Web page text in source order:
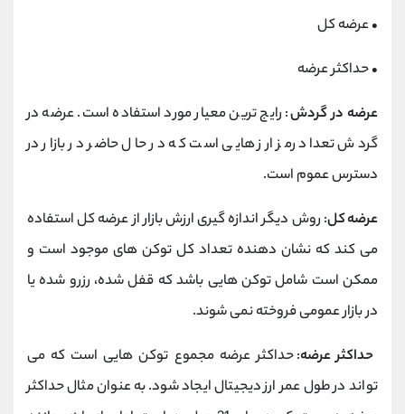
•عرضه کل
•حداکثر عرضه
عرضه در گردش: رایج ترین معیار مورد استفاده است. عرضه در
گردش تعداد رمز ارز هایی است که در حال حاضر در بازار در
دسترس عموم است.
عرضه کل: روش دیگر اندازه گیری ارزش بازار از عرضه کل استفاده
می کند که نشان دهنده تعداد کل توکن های موجود است و
ممکن است شامل توکن هایی باشد که قفل شده، رزرو شده یا
در بازار عمومی فروخته نمی شوند.
حداکثر عرضه: حداکثر عرضه مجموع توکن هایی است که می
تواند در طول عمر ارز دیجیتال ایجاد شود. به عنوان مثال حداکثر